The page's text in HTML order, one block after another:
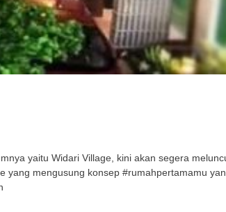
yaitu Widari Village, kini akan segera
mengusung konsep #rumahpertamamu